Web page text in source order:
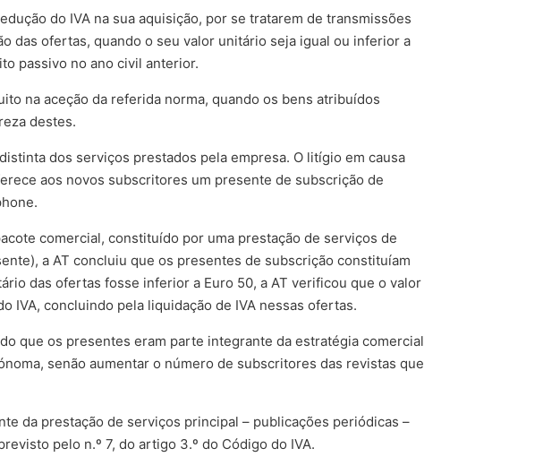
do IVA na sua aquisição, por se tratarem de transmissões
das ofertas, quando o seu valor unitário seja igual ou inferior a
passivo no ano civil anterior.
na aceção da referida norma, quando os bens atribuídos
destes.
dos serviços prestados pela empresa. O litígio em causa
aos novos subscritores um presente de subscrição de
comercial, constituído por uma prestação de serviços de
a AT concluiu que os presentes de subscrição constituíam
das ofertas fosse inferior a Euro 50, a AT verificou que o valor
IVA, concluindo pela liquidação de IVA nessas ofertas.
que os presentes eram parte integrante da estratégia comercial
senão aumentar o número de subscritores das revistas que
da prestação de serviços principal – publicações periódicas –
pelo n.º 7, do artigo 3.º do Código do IVA.